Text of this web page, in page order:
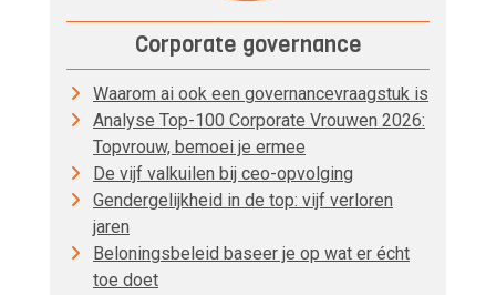
Corporate governance
Waarom ai ook een governancevraagstuk is
Analyse Top-100 Corporate Vrouwen 2026:
Topvrouw, bemoei je ermee
De vijf valkuilen bij ceo-opvolging
Gendergelijkheid in de top: vijf verloren
jaren
Beloningsbeleid baseer je op wat er écht
toe doet